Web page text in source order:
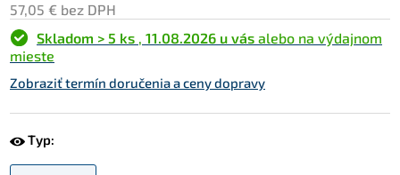
57,05 € bez DPH
Skladom > 5 ks , 11.08.2026 u vás alebo na výdajnom
mieste
Zobraziť termín doručenia a ceny dopravy
Typ: